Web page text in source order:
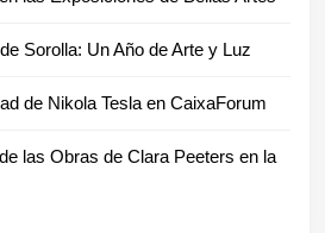
Sorolla: Un Año de Arte y Luz
de Nikola Tesla en CaixaForum
las Obras de Clara Peeters en la